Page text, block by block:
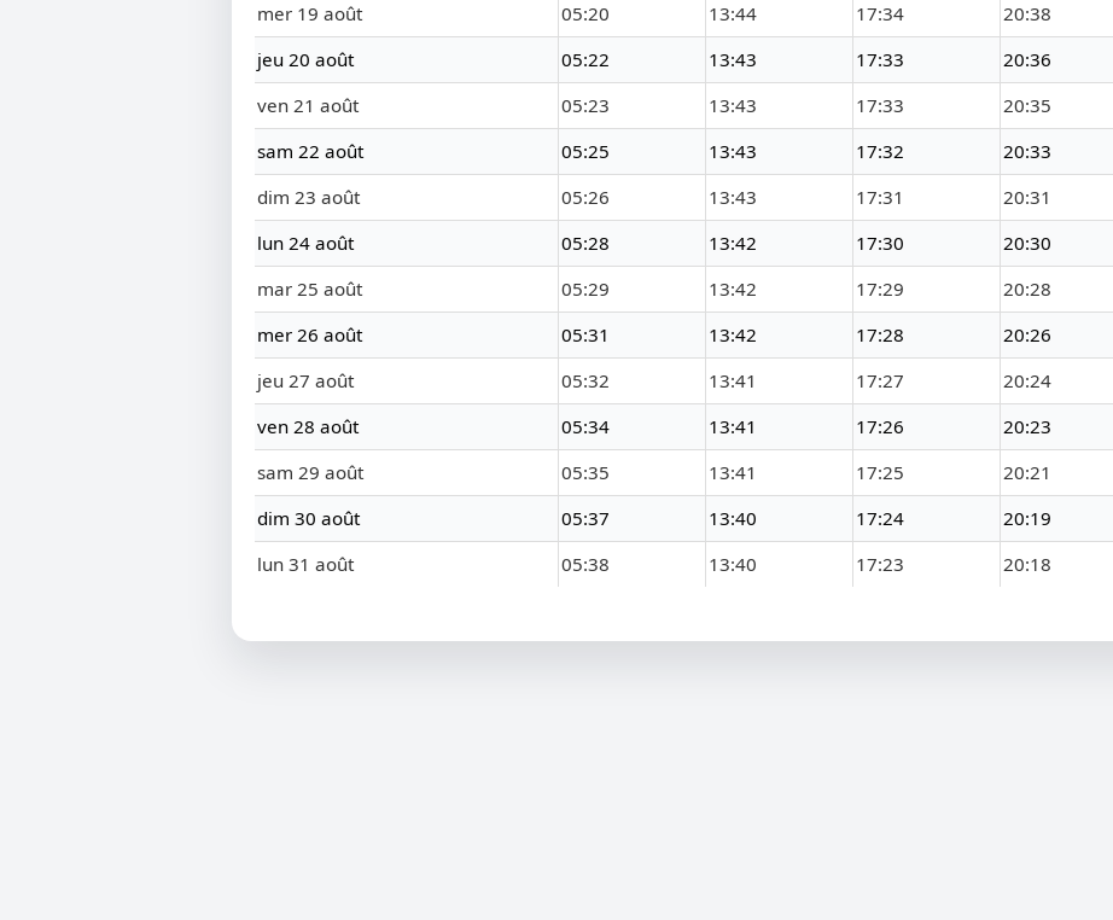
mer 19 août
05:20 13:44 17:34 20:38
jeu 20 août
05:22 13:43 17:33 20:36
ven 21 août
05:23 13:43 17:33 20:35
sam 22 août
05:25 13:43 17:32 20:33
dim 23 août
05:26 13:43 17:31 20:31
lun 24 août
05:28 13:42 17:30 20:30
mar 25 août
05:29 13:42 17:29 20:28
mer 26 août
05:31 13:42 17:28 20:26
jeu 27 août
05:32 13:41 17:27 20:24
ven 28 août
05:34 13:41 17:26 20:23
sam 29 août
05:35 13:41 17:25 20:21
dim 30 août
05:37 13:40 17:24 20:19
lun 31 août
05:38 13:40 17:23 20:18